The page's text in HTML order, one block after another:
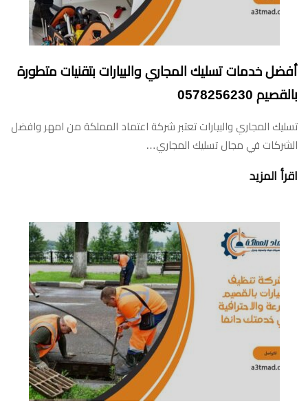
أفضل خدمات تسليك المجاري والبيارات بتقنيات متطورة
بالقصيم 0578256230
تسليك المجاري والبيارات تعتبر شركة اعتماد المملكة من امهر وافضل
الشركات في مجال تسليك المجاري…
اقرأ المزيد